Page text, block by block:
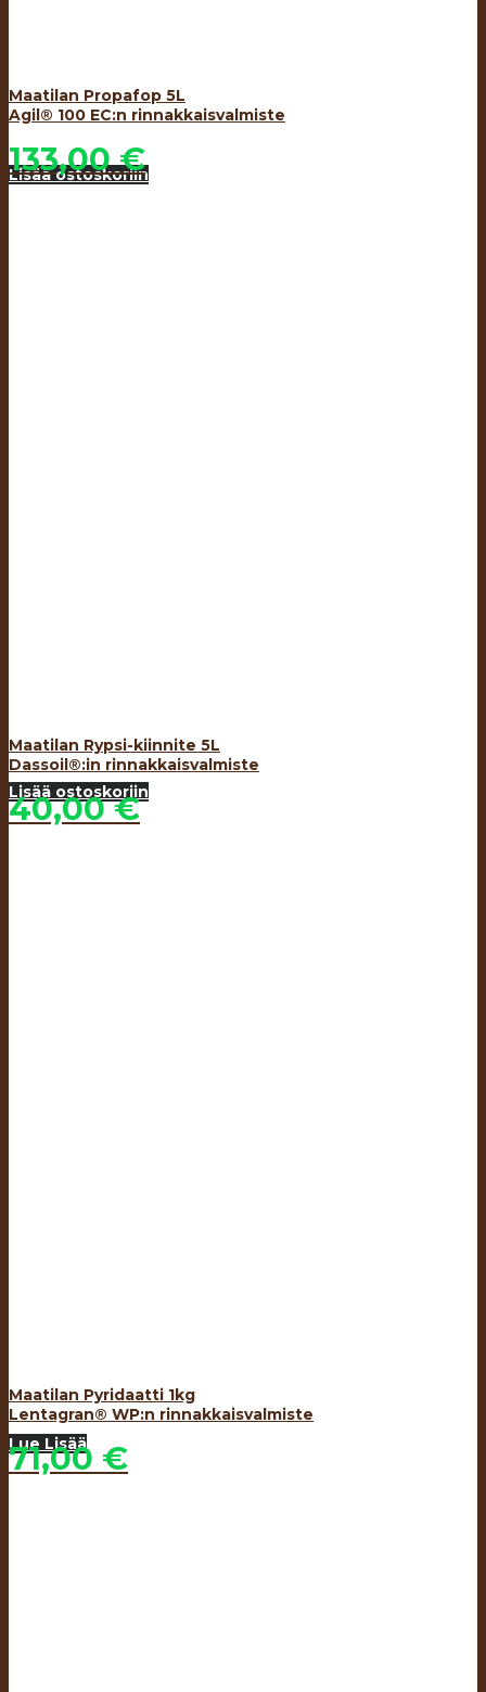
Lisää ostoskoriin
Maatilan Propafop 5L
Agil® 100 EC:n rinnakkaisvalmiste
133,00€
Lisää ostoskoriin
Maatilan Rypsi-kiinnite 5L
Dassoil®:in rinnakkaisvalmiste
40,00€
Lue Lisää
Maatilan Pyridaatti 1kg
Lentagran® WP:n rinnakkaisvalmiste
71,00 €